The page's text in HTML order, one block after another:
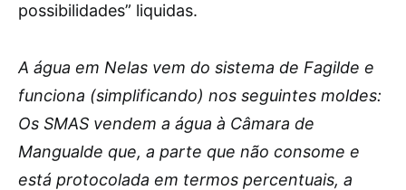
possibilidades” liquidas.
A água em Nelas vem do sistema de Fagilde e
funciona (simplificando) nos seguintes moldes:
Os SMAS vendem a água à Câmara de
Mangualde que, a parte que não consome e
está protocolada em termos percentuais, a